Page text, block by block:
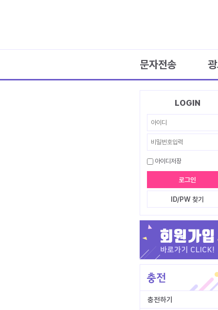
문자전송
LOGIN
아이디저장
로그인
ID/PW 찾기
충전하기